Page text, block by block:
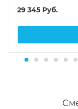
29 345 Руб.